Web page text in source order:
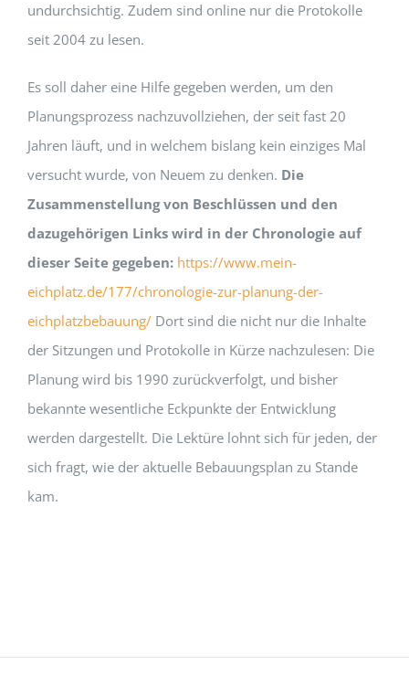
undurchsichtig. Zudem sind online nur die Protokolle
seit 2004 zu lesen.
Es soll daher eine Hilfe gegeben werden, um den
Planungsprozess nachzuvollziehen, der seit fast 20
Jahren läuft, und in welchem bislang kein einziges Mal
versucht wurde, von Neuem zu denken. Die
Zusammenstellung von Beschlüssen und den
dazugehörigen Links wird in der Chronologie auf
dieser Seite gegeben: https://www.mein-
eichplatz.de/177/chronologie-zur-planung-der-
eichplatzbebauung/ Dort sind die nicht nur die Inhalte
der Sitzungen und Protokolle in Kürze nachzulesen: Die
Planung wird bis 1990 zurückverfolgt, und bisher
bekannte wesentliche Eckpunkte der Entwicklung
werden dargestellt. Die Lektüre lohnt sich für jeden, der
sich fragt, wie der aktuelle Bebauungsplan zu Stande
kam.